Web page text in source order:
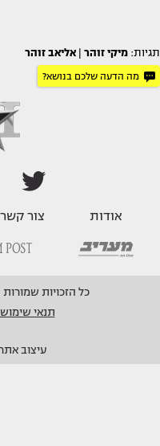
תגיות: מיקי זוהר אליאב זוהר
מה הדעה שלכם בנושא?
אודות צור קשר
כל הזכויות שמורות © 2014 מעריב און
תנאי שימוש
עיצוב